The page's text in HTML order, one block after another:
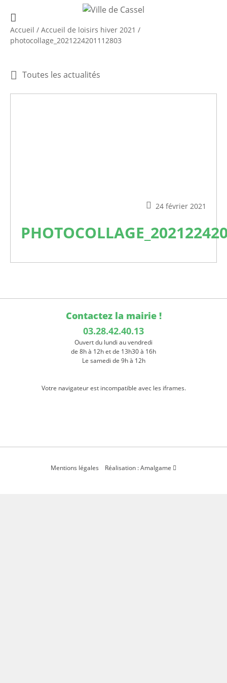
Accueil / Accueil de loisirs hiver 2021 /
photocollage_2021224201112803
Toutes les actualités
24 février 2021
Contactez la mairie !
03.28.42.40.13
Ouvert du lundi au vendredi
de 8h à 12h et de 13h30 à 16h
Le samedi de 9h à 12h
Votre navigateur est incompatible avec les iframes.
Mentions légales Réalisation : Amalgame